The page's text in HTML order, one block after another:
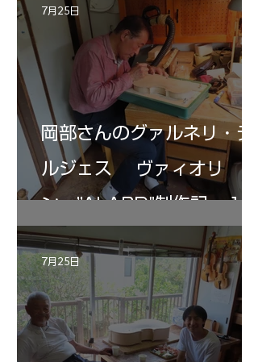
岡部さんのグァルネリ・デ
ルジェス ヴァィオリ
ン ”ALARD"制作記 １2
7月25日
7月25日